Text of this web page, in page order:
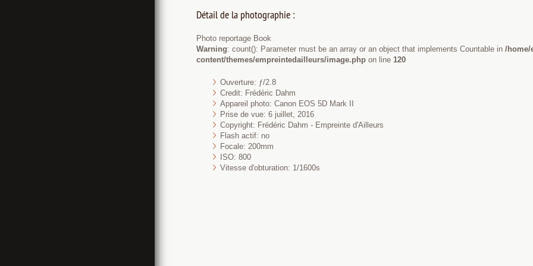
Détail de la photographie :
Photo reportage Book
Warning: count(): Parameter must be an array or an object that implements Countable in /home/
content/themes/empreintedailleurs/image.php on line 120
Ouverture: ƒ/2.8
Credit: Frédéric Dahm
Appareil photo: Canon EOS 5D Mark II
Prise de vue: 6 juillet, 2016
Copyright: Frédéric Dahm - Empreinte d'Ailleurs
Flash actif: no
Focale: 200mm
ISO: 800
Vitesse d'obturation: 1/1600s